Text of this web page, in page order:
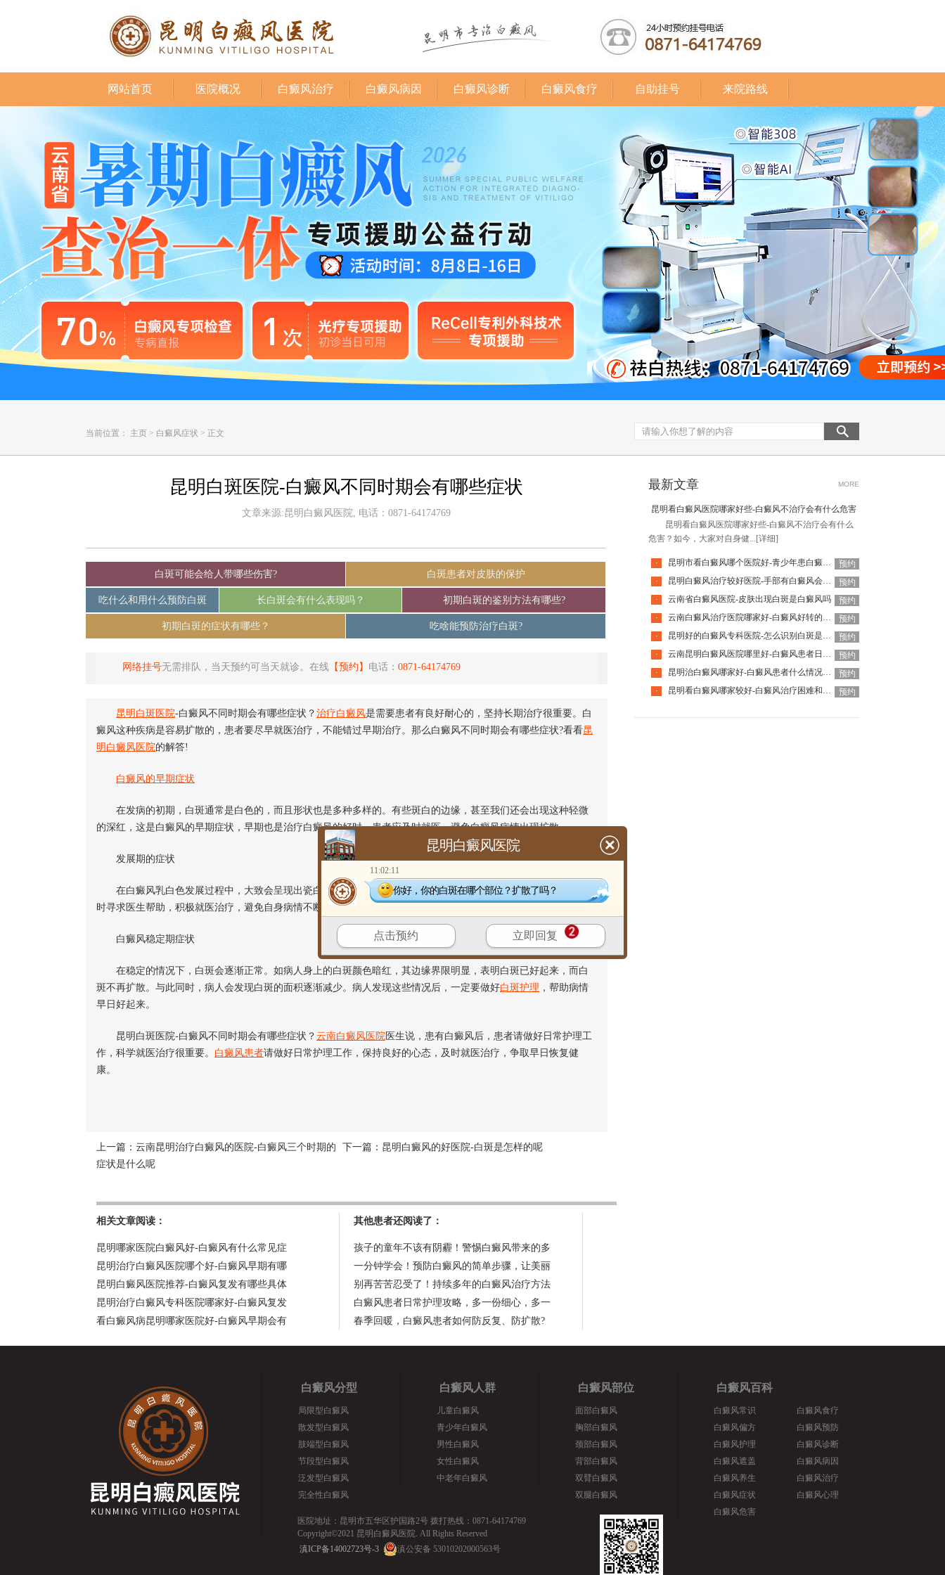
网站首页 医院概况 白癜风治疗 白癜风病因 白癜风诊断 白癜风食疗 自助挂号 来院路线
当前位置： 主页 > 白癜风症状 > 正文
昆明白斑医院-白癜风不同时期会有哪些症状
文章来源:昆明白癜风医院, 电话：0871-64174769
白斑可能会给人带哪些伤害? 白斑患者对皮肤的保护
吃什么和用什么预防白斑 长白斑会有什么表现吗？ 初期白斑的鉴别方法有哪些?
初期白斑的症状有哪些？ 吃啥能预防治疗白斑?
网络挂号无需排队，当天预约可当天就诊。在线 【预约】 电话： 0871-64174769
昆明白斑医院-白癜风不同时期会有哪些症状？ 治疗白癜风是需要患者有良好耐心的，坚持长期治疗很重要。白
癜风这种疾病是容易扩散的，患者要尽早就医治疗，不能错过早期治疗。那么白癜风不同时期会有哪些症状?看看昆
明白癜风医院的解答!
白癜风的早期症状
在发病的初期，白斑通常是白色的，而且形状也是多种多样的。有些斑白的边缘，甚至我们还会出现这种轻微
的深红，这是白癜风的早期症状，早期也是治疗白癜风的好时，患者应及时就医，避免白癜风病情出现扩散。
发展期的症状
在白癜风乳白色发展过程中，大致会呈现出瓷白色，说明 白斑扩散现象进一步出现，病情不断加重，患者要及
时寻求医生帮助，积极就医治疗，避免自身病情不断加重。
白癜风稳定期症状
在稳定的情况下，白斑会逐渐正常。如病人身上的白斑颜色暗红，其边缘界限明显，表明白斑已好起来，而白
斑不再扩散。与此同时，病人会发现白斑的面积逐渐减少。病人发现这些情况后，一定要做好白斑护理 ，帮助病情
早日好起来。
昆明白斑医院-白癜风不同时期会有哪些症状？ 云南白癜风医院 医生说，患有白癜风后，患者请做好日常护理工
作，科学就医治疗很重要。 白癜风患者请做好日常护理工作，保持良好的心态，及时就医治疗，争取早日恢复健
康。
上一篇： 云南昆明治疗白癜风的医院-白癜风三个时期的
症状是什么呢
下一篇： 昆明白癜风的好医院-白斑是怎样的呢
相关文章阅读：
昆明哪家医院白癜风好-白癜风有什么常见症
昆明治疗白癜风医院哪个好-白癜风早期有哪
昆明白癜风医院推荐-白癜风复发有哪些具体
昆明治疗白癜风专科医院哪家好-白癜风复发
看白癜风病昆明哪家医院好-白癜风早期会有
其他患者还阅读了：
孩子的童年不该有阴霾！警惕白癜风带来的多
一分钟学会！预防白癜风的简单步骤，让美丽
别再苦苦忍受了！持续多年的白癜风治疗方法
白癜风患者日常护理攻略，多一份细心，多一
春季回暖，白癜风患者如何防反复、防扩散?
最新文章 MORE
昆明看白癜风医院哪家好些-白癜风不治疗会有什么危害
昆明看白癜风医院哪家好些-白癜风不治疗会有什么
危害？如今，大家对自身健... [详细]
· 昆明市看白癜风哪个医院好-青少年患白癜风怎么治疗效果好呢
预约
·
昆明白癜风治疗较好医院-手部有白癜风会有什么危害呢
预约
·
云南省白癜风医院-皮肤出现白斑是白癜风吗
预约
·
云南白癜风治疗医院哪家好-白癜风好转的关键是什么
预约
·
昆明好的白癜风专科医院-怎么识别白斑是不是白癜风呢
预约
·
云南昆明白癜风医院哪里好-白癜风患者日常该怎么去护理
预约
·
昆明治白癜风哪家好-白癜风患者什么情况下可以手术治疗呢
预约
·
昆明看白癜风哪家较好-白癜风治疗困难和什么有关呢 预约
白癜风分型
局限型白癜风
散发型白癜风
肢端型白癜风
节段型白癜风
泛发型白癜风
完全性白癜风
白癜风人群
儿童白癜风
青少年白癜风
男性白癜风
女性白癜风
中老年白癜风
白癜风部位
面部白癜风
胸部白癜风
颈部白癜风
背部白癜风
双臂白癜风
双腿白癜风
白癜风百科
白癜风常识
白癜风偏方
白癜风护理
白癜风遮盖
白癜风养生
白癜风症状
白癜风危害
白癜风食疗
白癜风预防
白癜风诊断
白癜风病因
白癜风治疗
白癜风心理
医院地址：昆明市五华区护国路2号 拨打热线：0871-64174769
Copyright©2021 昆明白癜风医院. All Rights Reserved
滇ICP备14002723号-3
滇公安备 53010202000563号
昆明白癜风医院
11:02:11
你好，你的白斑在哪个部位？扩散了吗？
点击预约 立即回复